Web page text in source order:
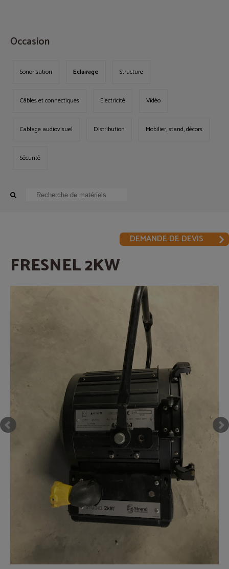
Occasion
Sonorisation Eclairage Structure
Câbles et connectiques Electricité Vidéo
Cablage audiovisuel Distribution Mobilier, stand, décors
Sécurité
DEMANDE DE DEVIS
FRESNEL 2KW